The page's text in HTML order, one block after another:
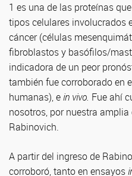
1 es una de las proteínas
tipos celulares involucrados
cáncer (células
fibroblastos y basófilos/
indicadora de un peor
también fue corroborado en
humanas), ein vivo. Fue ahí
nosotros, por nuestra amplia
Rabinovich.
A partir del ingreso de
corroboró, tanto en ensayos